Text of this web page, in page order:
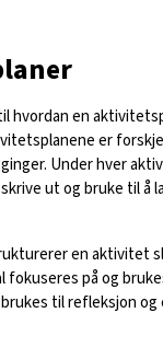
hvordan en
er
Under hver
ut og bruke til å
en aktivitet
fokuseres på og
til refleksjon og